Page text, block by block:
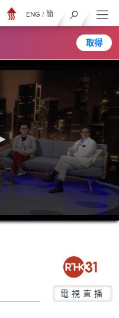
取得
ENG / 簡
電視直播